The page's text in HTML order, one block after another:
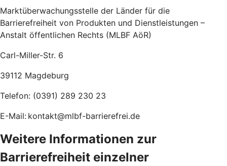
Marktüberwachungsstelle der Länder für die
Barrierefreiheit von Produkten und Dienstleistungen –
Anstalt öffentlichen Rechts (MLBF AöR)
Carl-Miller-Str. 6
39112 Magdeburg
Telefon: (0391) 289 230 23
E-Mail: kontakt@mlbf-barrierefrei.de
Weitere Informationen zur
Barrierefreiheit einzelner